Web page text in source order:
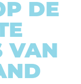
DE
VAN